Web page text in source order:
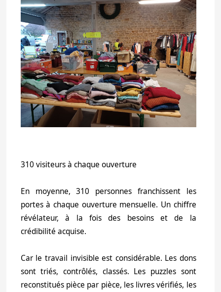
310 visiteurs à chaque ouverture
En moyenne, 310 personnes franchissent les
portes à chaque ouverture mensuelle. Un chiffre
révélateur, à la fois des besoins et de la
crédibilité acquise.
Car le travail invisible est considérable. Les dons
sont triés, contrôlés, classés. Les puzzles sont
reconstitués pièce par pièce, les livres vérifiés, les